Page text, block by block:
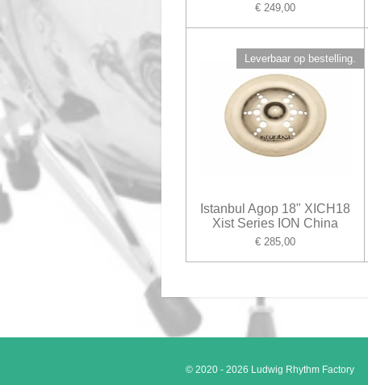
€ 249,00
Leverbaar op bestelling.
Istanbul Agop 18" XICH18
Xist Series ION China
€ 285,00
© 2020 - 2026 Ludwig Rhythm Factory